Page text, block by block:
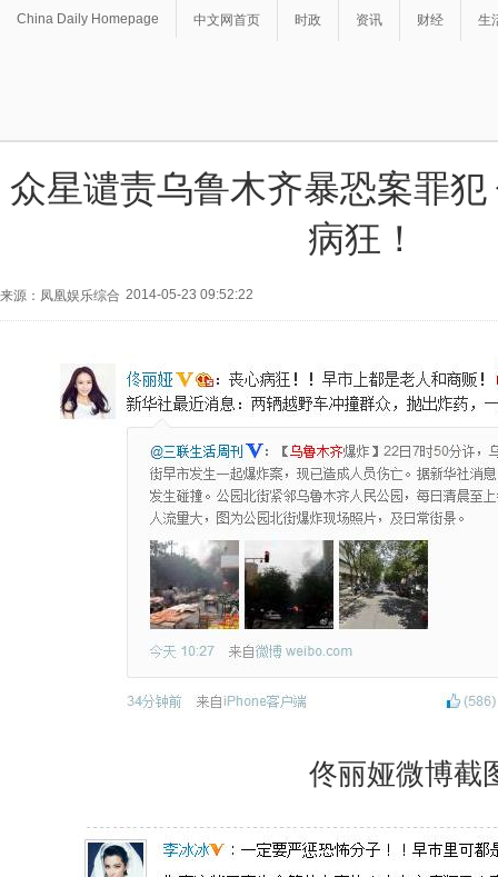
China Daily Homepage 中文网首页 时政 资讯 财经 生
众星谴责乌鲁木齐暴恐案罪
病狂！
来源：凤凰娱乐综合 2014-05-23 09:52:22
佟丽娅微博截